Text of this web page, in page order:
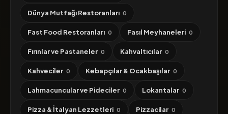
Dünya Mutfağı Restoranları 0
Fast Food Restoranları 0 Fasıl Meyhaneleri 0
Fırınlar ve Pastaneler 0 Kahvaltıcılar 0
Kahveciler 0 Kebapçılar & Ocakbaşılar 0
Lahmacuncular ve Pideciler 0 Lokantalar 0
Pizza & İtalyan Lezzetleri 0 Pizzacilar 0